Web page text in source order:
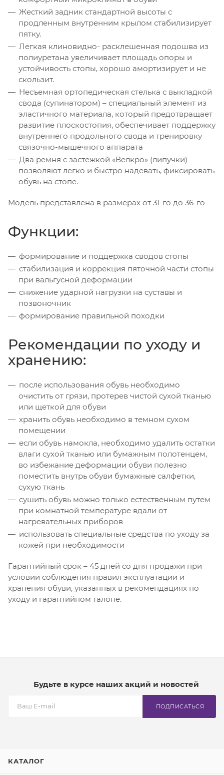
Жесткий задник стандартной высоты с
продленным внутренним крылом стабилизирует
пятку.
Легкая клиновидно- расклешенная подошва из
полиуретана увеличивает площадь опоры и
устойчивость стопы, хорошо амортизирует и не
скользит.
Несъемная ортопедическая стелька с выкладкой
свода (супинатором) – специальный элемент из
эластичного материала, который предотвращает
развитие плоскостопия, обеспечивает поддержку
внутреннего продольного свода и тренировку
связочно-мышечного аппарата
Два ремня с застежкой «Велкро» (липучки)
позволяют легко и быстро надевать, фиксировать
обувь на стопе.
Модель представлена в размерах от 31-го до 36-го
Функции:
формирование и поддержка сводов стопы
стабилизация и коррекция пяточной части стопы
при вальгусной деформации
снижение ударной нагрузки на суставы и
позвоночник
формирование правильной походки
Рекомендации по уходу и
хранению:
после использования обувь необходимо
очистить от грязи, протерев чистой сухой тканью
или щеткой для обуви
хранить обувь необходимо в темном сухом
помещении
если обувь намокла, необходимо удалить остатки
влаги сухой тканью или бумажным полотенцем,
во избежание деформации обуви полезно
поместить внутрь обуви бумажные салфетки,
сухую ткань
сушить обувь можно только естественным путем
при комнатной температуре вдали от
нагревательных приборов
использовать специальные средства по уходу за
кожей при необходимости
Гарантийный срок – 45 дней со дня продажи при
условии соблюдения правил эксплуатации и
хранения обуви, указанных в рекомендациях по
уходу и гарантийном талоне.
Будьте в курсе наших акций и новостей
ПОДПИСАТЬСЯ
КАТАЛОГ